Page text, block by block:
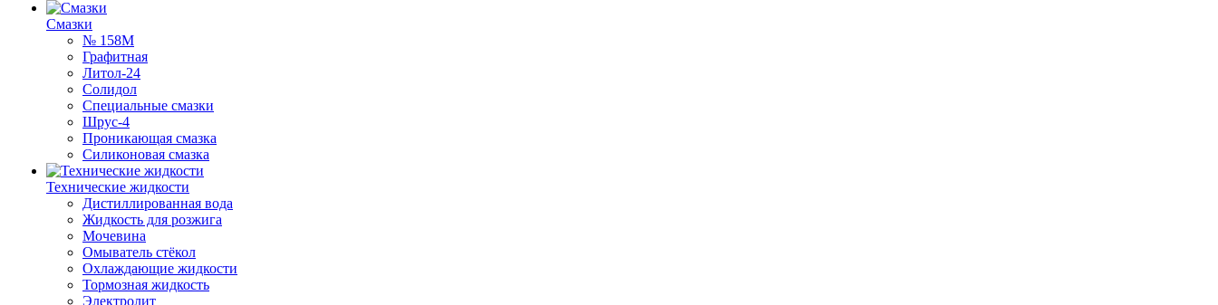
Смазки
№ 158М
Графитная
Литол-24
Солидол
Специальные смазки
Шрус-4
Проникающая смазка
Силиконовая смазка
Технические жидкости
Дистиллированная вода
Жидкость для розжига
Мочевина
Омыватель стёкол
Охлаждающие жидкости
Тормозная жидкость
Электролит